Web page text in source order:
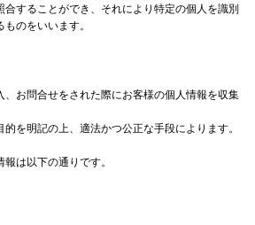
することができ、それにより特定の個人を識別
のをいいます。
、お問合せをされた際にお客様の個人情報を収集
を明記の上、適法かつ公正な手段によります。
は以下の通りです。